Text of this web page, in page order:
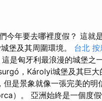
今年要去哪裡度假？ 這就
堡及其周圍環境。 台北 按
是匈牙利最浪漫的城堡之
，Károlyi城堡及其巨大
但是景象就像一張完美的
）。 亞洲始終是一個度